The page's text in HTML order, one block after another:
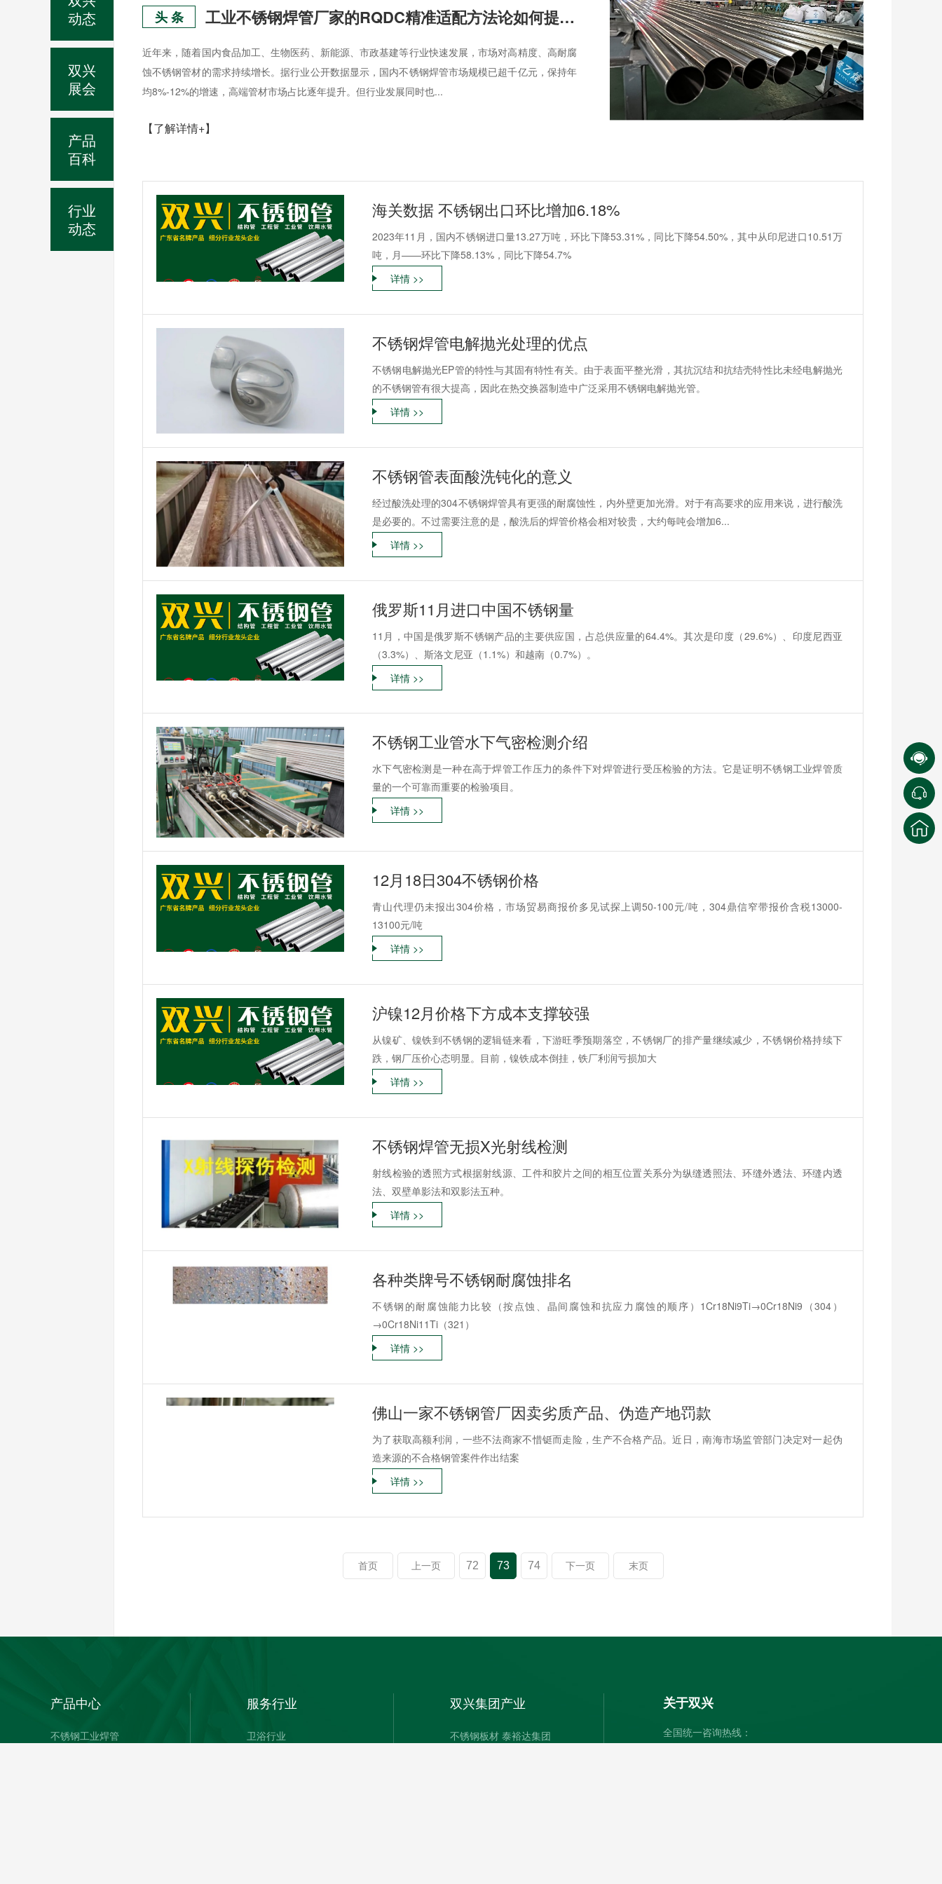
头 条 工业不锈钢焊管厂家的RQDC精准适配方法论如何提升客户价值？
近年来，随着国内食品加工、生物医药、新能源、市政基建等行业快速发展，市场对高精度、高耐腐
蚀不锈钢管材的需求持续增长。据行业公开数据显示，国内不锈钢焊管市场规模已超千亿元，保持年
均8%-12%的增速，高端管材市场占比逐年提升。但行业发展同时也...
【了解详情+】
海关数据 不锈钢出口环比增加6.18%
2023年11月，国内不锈钢进口量13.27万吨，环比下降53.31%，同比下降54.50%，其中从印尼进口10.51万
吨，月——环比下降58.13%，同比下降54.7%
详情 >>
不锈钢焊管电解抛光处理的优点
不锈钢电解抛光EP管的特性与其固有特性有关。由于表面平整光滑，其抗沉结和抗结壳特性比未经电解抛光
的不锈钢管有很大提高，因此在热交换器制造中广泛采用不锈钢电解抛光管。
详情 >>
不锈钢管表面酸洗钝化的意义
经过酸洗处理的304不锈钢焊管具有更强的耐腐蚀性，内外壁更加光滑。对于有高要求的应用来说，进行酸洗
是必要的。不过需要注意的是，酸洗后的焊管价格会相对较贵，大约每吨会增加6...
详情 >>
俄罗斯11月进口中国不锈钢量
11月，中国是俄罗斯不锈钢产品的主要供应国，占总供应量的64.4%。其次是印度（29.6%）、印度尼西亚
（3.3%）、斯洛文尼亚（1.1%）和越南（0.7%）。
详情 >>
不锈钢工业管水下气密检测介绍
水下气密检测是一种在高于焊管工作压力的条件下对焊管进行受压检验的方法。它是证明不锈钢工业焊管质
量的一个可靠而重要的检验项目。
详情 >>
12月18日304不锈钢价格
青山代理仍未报出304价格，市场贸易商报价多见试探上调50-100元/吨，304鼎信窄带报价含税13000-
13100元/吨
详情 >>
沪镍12月价格下方成本支撑较强
从镍矿、镍铁到不锈钢的逻辑链来看，下游旺季预期落空，不锈钢厂的排产量继续减少，不锈钢价格持续下
跌，钢厂压价心态明显。目前，镍铁成本倒挂，铁厂利润亏损加大
详情 >>
不锈钢焊管无损X光射线检测
射线检验的透照方式根据射线源、工件和胶片之间的相互位置关系分为纵缝透照法、环缝外透法、环缝内透
法、双壁单影法和双影法五种。
详情 >>
各种类牌号不锈钢耐腐蚀排名
不锈钢的耐腐蚀能力比较（按点蚀、晶间腐蚀和抗应力腐蚀的顺序）1Cr18Ni9Ti→0Cr18Ni9（304）
→0Cr18Ni11Ti（321）
详情 >>
佛山一家不锈钢管厂因卖劣质产品、伪造产地罚款
为了获取高额利润，一些不法商家不惜铤而走险，生产不合格产品。近日，南海市场监管部门决定对一起伪
造来源的不合格钢管案件作出结案
详情 >>
首页 上一页 72 73 74 下一页 末页
动态
双兴
展会
产品
百科
行业
动态
产品中心
不锈钢工业焊管
服务行业
卫浴行业
双兴集团产业
不锈钢板材 泰裕达集团
关于双兴
全国统一咨询热线：
4000-304-316